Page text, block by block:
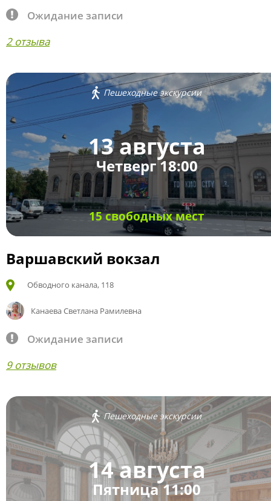
Ожидание записи
2 отзыва
Пешеходные экскурсии
13 августа
Четверг 18:00
15 свободных мест
Варшавский вокзал
Обводного канала, 118
Канаева Светлана Рамилевна
Ожидание записи
9 отзывов
Пешеходные экскурсии
14 августа
Пятница 11:00